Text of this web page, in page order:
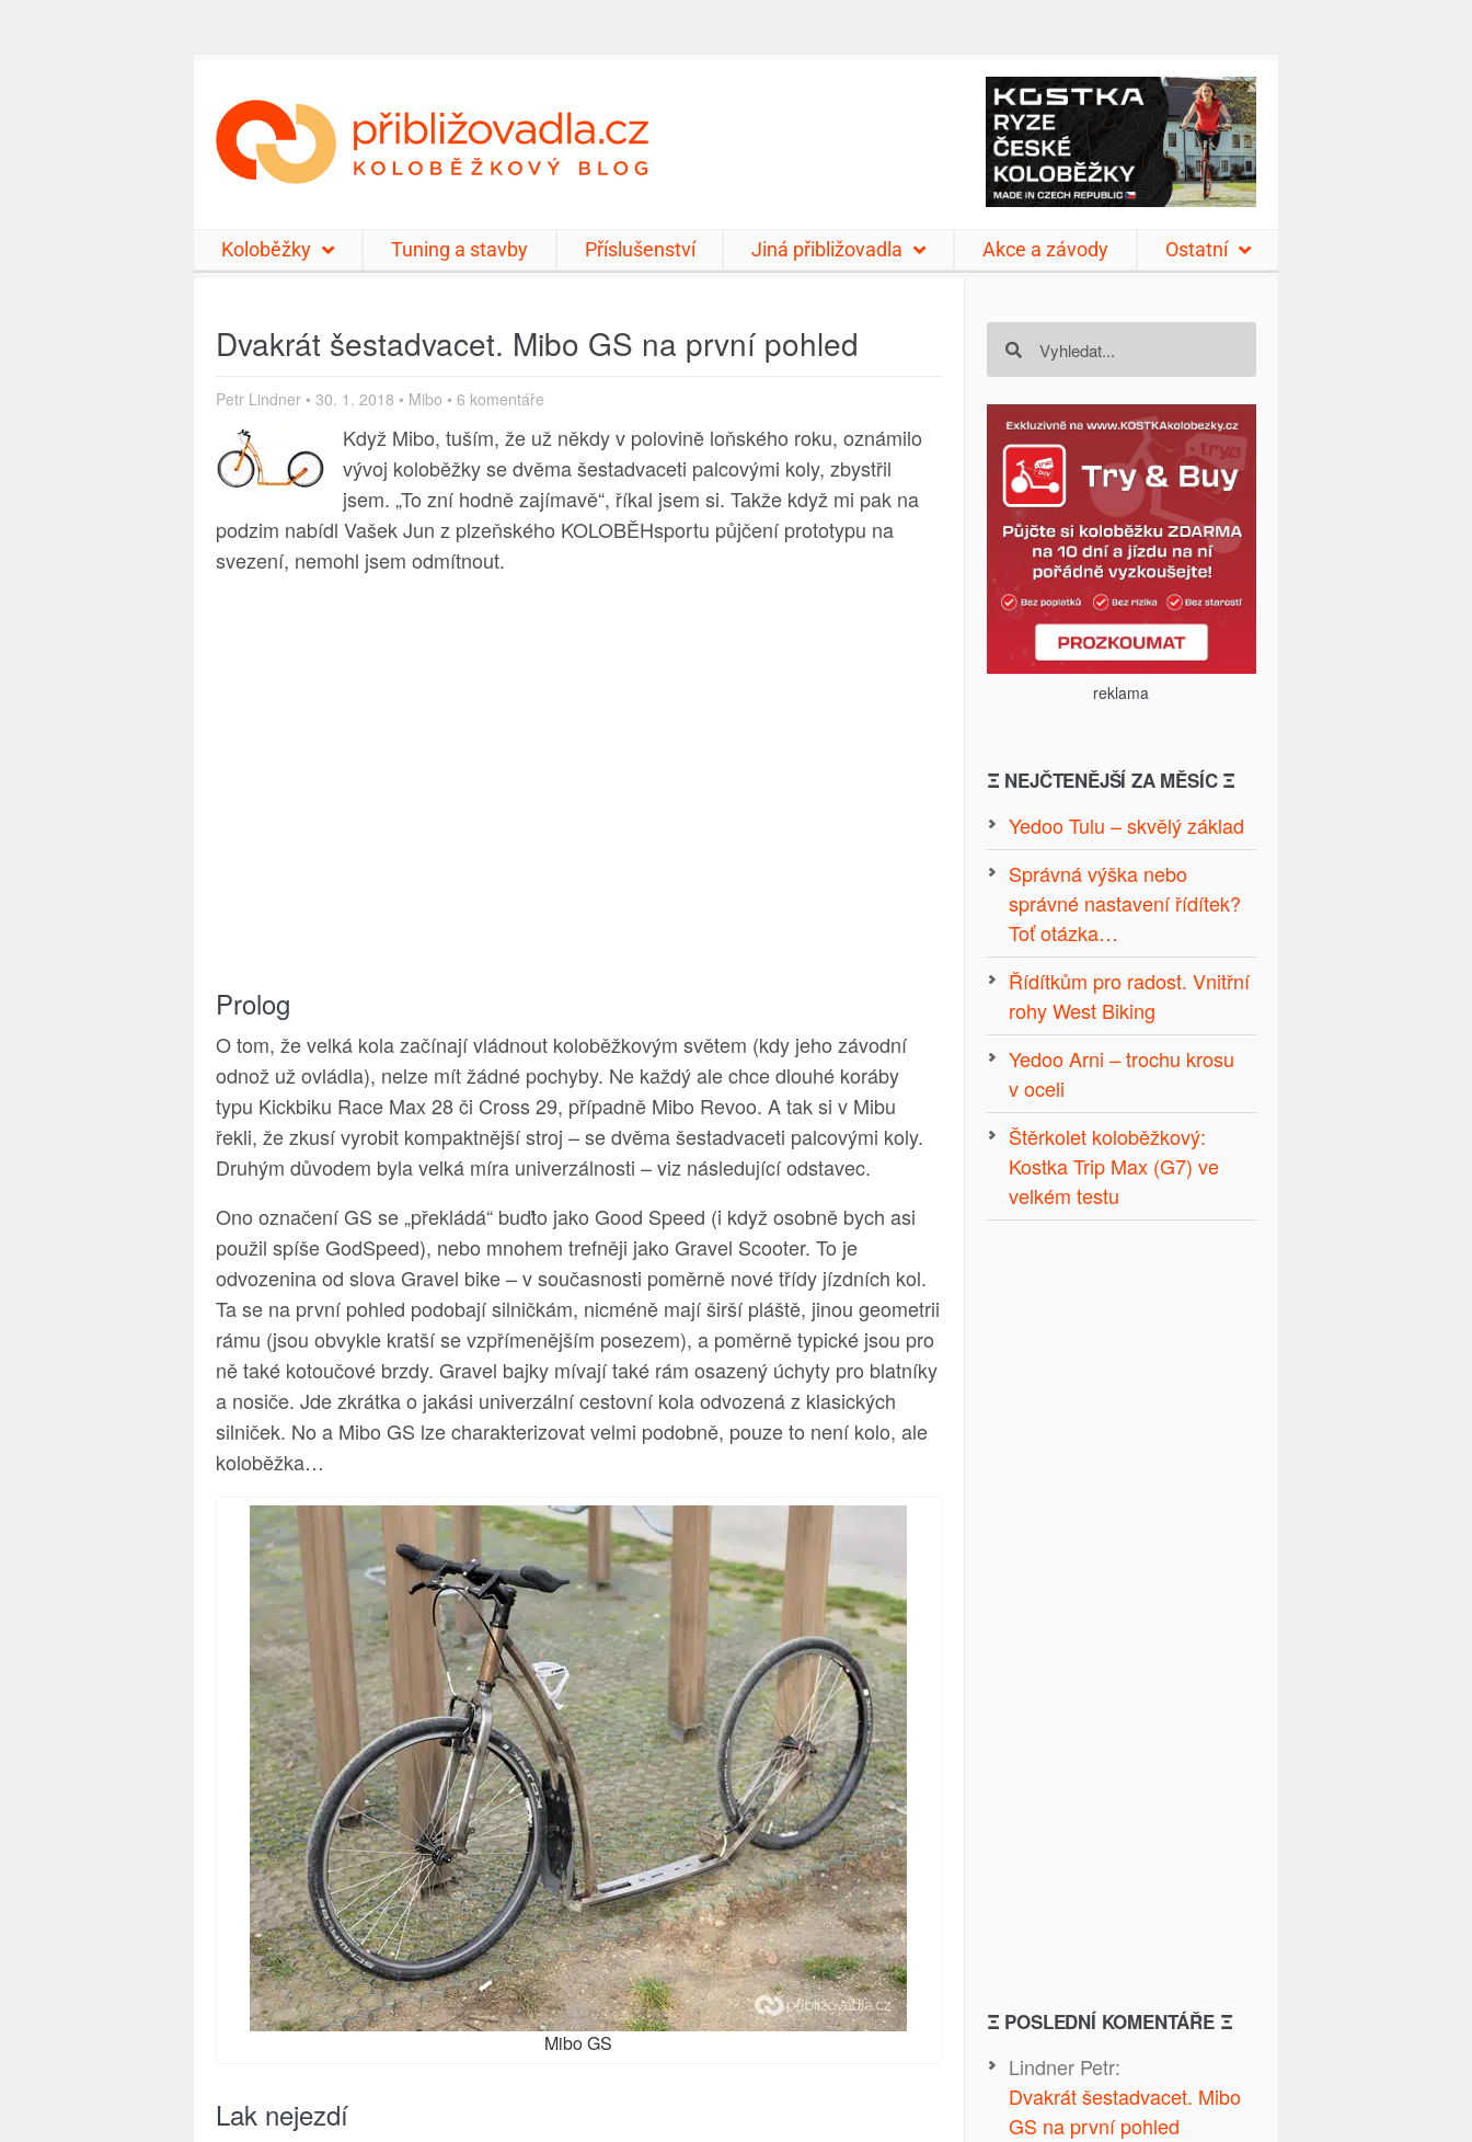
Koloběžky Tuning a stavby Příslušenství Jiná přibližovadla Akce a závody Ostatní
Dvakrát šestadvacet. Mibo GS na první pohled
Petr Lindner • 30. 1. 2018 • Mibo • 6 komentáře
Když Mibo, tuším, že už někdy v polovině loňského roku, oznámilo
vývoj koloběžky se dvěma šestadvaceti palcovými koly, zbystřil
jsem. „To zní hodně zajímavě“, říkal jsem si. Takže když mi pak na
podzim nabídl Vašek Jun z plzeňského KOLOBĚHsportu půjčení prototypu na
svezení, nemohl jsem odmítnout.
Prolog
O tom, že velká kola začínají vládnout koloběžkovým světem (kdy jeho závodní
odnož už ovládla), nelze mít žádné pochyby. Ne každý ale chce dlouhé koráby
typu Kickbiku Race Max 28 či Cross 29, případně Mibo Revoo. A tak si v Mibu
řekli, že zkusí vyrobit kompaktnější stroj – se dvěma šestadvaceti palcovými koly.
Druhým důvodem byla velká míra univerzálnosti – viz následující odstavec.
Ono označení GS se „překládá“ buďto jako Good Speed (i když osobně bych asi
použil spíše GodSpeed), nebo mnohem trefněji jako Gravel Scooter. To je
odvozenina od slova Gravel bike – v současnosti poměrně nové třídy jízdních kol.
Ta se na první pohled podobají silničkám, nicméně mají širší pláště, jinou geometrii
rámu (jsou obvykle kratší se vzpřímenějším posezem), a poměrně typické jsou pro
ně také kotoučové brzdy. Gravel bajky mívají také rám osazený úchyty pro blatníky
a nosiče. Jde zkrátka o jakási univerzální cestovní kola odvozená z klasických
silniček. No a Mibo GS lze charakterizovat velmi podobně, pouze to není kolo, ale
koloběžka…
Mibo GS
Lak nejezdí
reklama
Ξ NEJČTENĚJŠÍ ZA MĚSÍC Ξ
Yedoo Tulu – skvělý základ
Správná výška nebo
správné nastavení řídítek?
Toť otázka…
Řídítkům pro radost. Vnitřní
rohy West Biking
Yedoo Arni – trochu krosu
v oceli
Štěrkolet koloběžkový:
Kostka Trip Max (G7) ve
velkém testu
Ξ POSLEDNÍ KOMENTÁŘE Ξ
Lindner Petr:
Dvakrát šestadvacet. Mibo
GS na první pohled